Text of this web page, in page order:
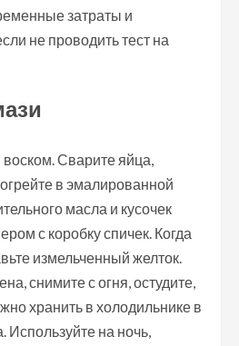
затраты и
не проводить тест на
Сварите яйца,
в эмалированной
масла и кусочек
с коробку спичек. Когда
измельченный желток.
снимите с огня, остудите,
хранить в холодильнике в
Используйте на ночь,